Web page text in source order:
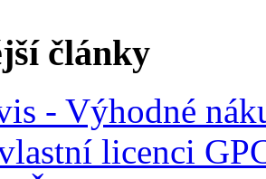
články
- Výhodné
licenci